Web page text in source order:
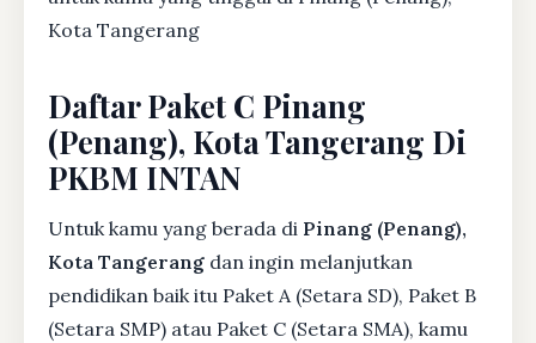
Kota Tangerang
Daftar Paket C Pinang
(Penang), Kota Tangerang Di
PKBM INTAN
Untuk kamu yang berada di Pinang (Penang),
Kota Tangerang dan ingin melanjutkan
pendidikan baik itu Paket A (Setara SD), Paket B
(Setara SMP) atau Paket C (Setara SMA), kamu